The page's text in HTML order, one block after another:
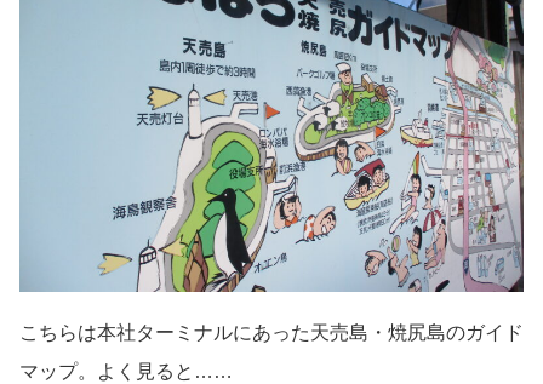
こちらは本社ターミナルにあった天売島・焼尻島のガイド
マップ。よく見ると……